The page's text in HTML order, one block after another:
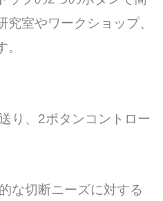
室やワークショップ、
り、2ボタンコントロー
な切断ニーズに対する